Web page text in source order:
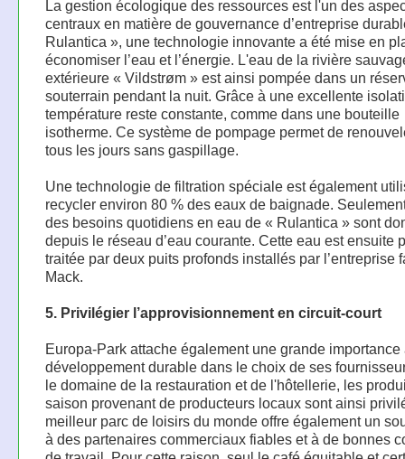
La gestion écologique des ressources est l'un des
centraux en matière de gouvernance d’entreprise
Rulantica », une technologie innovante a été mise en
économiser l’eau et l’énergie. L'eau de la rivière
extérieure « Vildstrøm » est ainsi pompée dans un
souterrain pendant la nuit. Grâce à une excellente
température reste constante, comme dans une bouteille
isotherme. Ce système de pompage permet de
tous les jours sans gaspillage.
Une technologie de filtration spéciale est également
recycler environ 80 % des eaux de baignade.
des besoins quotidiens en eau de « Rulantica » sont
depuis le réseau d’eau courante. Cette eau est ensuite
traitée par deux puits profonds installés par l’entreprise
Mack.
5. Privilégier l’approvisionnement en circuit-court
Europa-Park attache également une grande importance
développement durable dans le choix de ses
le domaine de la restauration et de l'hôtellerie, les
saison provenant de producteurs locaux sont ainsi
meilleur parc de loisirs du monde offre également un
à des partenaires commerciaux fiables et à de bonnes